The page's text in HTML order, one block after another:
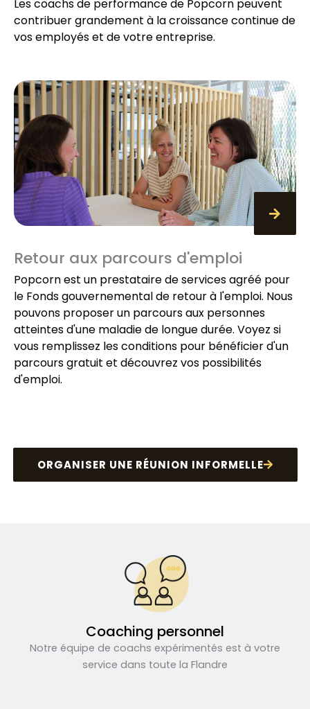
Les coachs de performance de Popcorn peuvent
contribuer grandement à la croissance continue de
vos employés et de votre entreprise.
Retour aux parcours d'emploi
Popcorn est un prestataire de services agréé pour
le Fonds gouvernemental de retour à l'emploi. Nous
pouvons proposer un parcours aux personnes
atteintes d'une maladie de longue durée. Voyez si
vous remplissez les conditions pour bénéficier d'un
parcours gratuit et découvrez vos possibilités
d'emploi.
ORGANISER UNE RÉUNION INFORMELLE
Coaching personnel
Notre équipe de coachs expérimentés est à votre
service dans toute la Flandre